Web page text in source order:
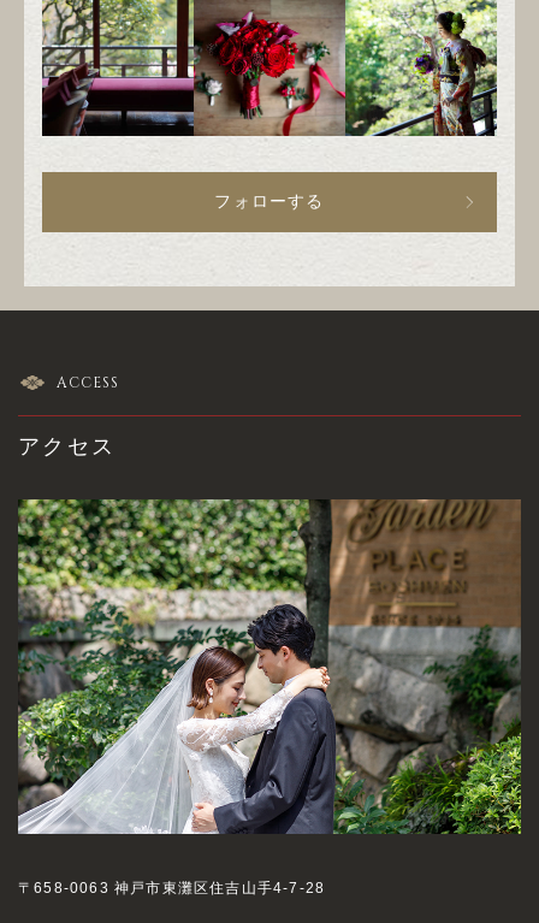
フォローする
ACCESS
アクセス
〒658-0063 神戸市東灘区住吉山手4-7-28